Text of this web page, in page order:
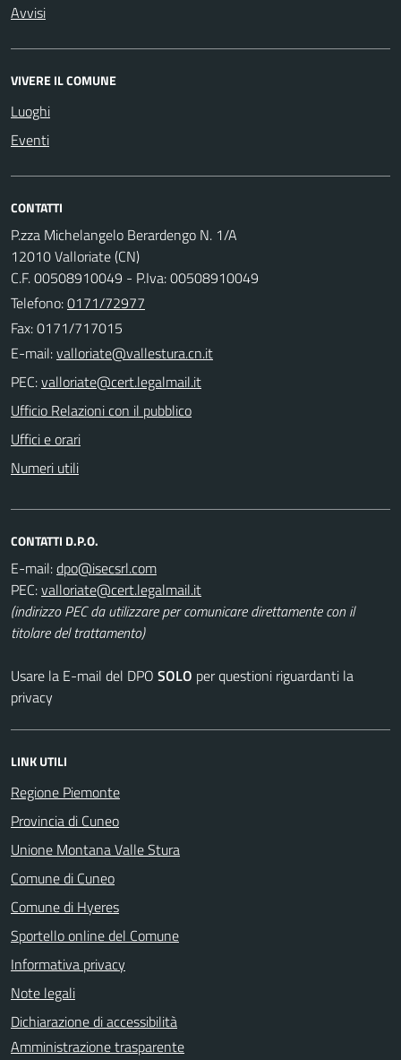
Avvisi
VIVERE IL COMUNE
Luoghi
Eventi
CONTATTI
P.zza Michelangelo Berardengo N. 1/A
12010 Valloriate (CN)
C.F. 00508910049 - P.Iva: 00508910049
Telefono:0171/72977
Fax: 0171/717015
E-mail:
PEC:
Ufficio Relazioni con il pubblico
Uffici e orari
Numeri utili
CONTATTI D.P.O.
E-mail:
PEC:
(indirizzo PEC da utilizzare per comunicare direttamente con il
titolare del trattamento)
Usare la E-mail del DPO SOLO per questioni riguardanti la
privacy
LINK UTILI
Regione Piemonte
Provincia di Cuneo
Unione Montana Valle Stura
Comune di Cuneo
Comune di Hyeres
Sportello online del Comune
Informativa privacy
Note legali
Dichiarazione di accessibilità
Amministrazione trasparente